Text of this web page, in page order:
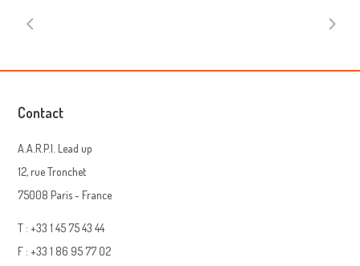
Contact
A.A.R.P.I. Lead up
12, rue Tronchet
75008 Paris - France
T : +33 1 45 75 43 44
F : +33 1 86 95 77 02